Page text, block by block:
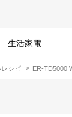
生活家電
シピ ER-TD5000